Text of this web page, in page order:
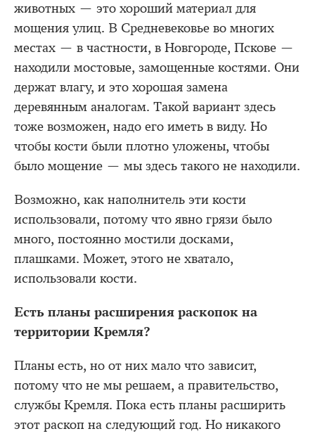
животных — это хороший материал для
мощения улиц. В Средневековье во многих
местах — в частности, в Новгороде, Пскове —
находили мостовые, замощенные костями. Они
держат влагу, и это хорошая замена
деревянным аналогам. Такой вариант здесь
тоже возможен, надо его иметь в виду. Но
чтобы кости были плотно уложены, чтобы
было мощение — мы здесь такого не находили.
Возможно, как наполнитель эти кости
использовали, потому что явно грязи было
много, постоянно мостили досками,
плашками. Может, этого не хватало,
использовали кости.
Есть планы расширения раскопок на
территории Кремля?
Планы есть, но от них мало что зависит,
потому что не мы решаем, а правительство,
службы Кремля. Пока есть планы расширить
этот раскоп на следующий год. Но никакого